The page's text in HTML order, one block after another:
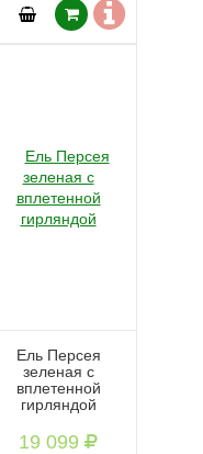
Ель Персея
зеленая с
вплетенной
гирляндой
19 099